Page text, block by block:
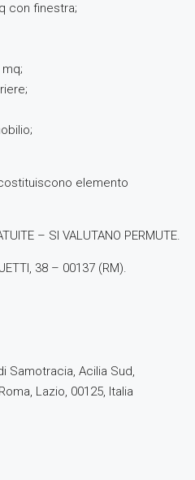
con finestra;
elemento
– SI VALUTANO PERMUTE.
38 – 00137 (RM).
Samotracia, Acilia Sud,
Lazio, 00125, Italia